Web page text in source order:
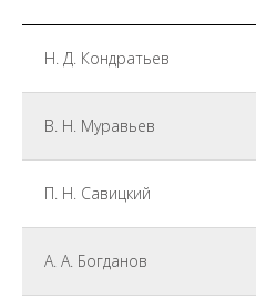
Н. Д. Кондратьев
В. Н. Муравьев
П. Н. Савицкий
А. А. Богданов